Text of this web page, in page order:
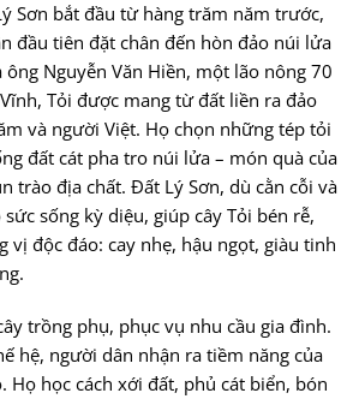
Sơn bắt đầu từ hàng trăm năm trước,
đầu tiên đặt chân đến hòn đảo núi lửa
ông Nguyễn Văn Hiền, một lão nông 70
Tỏi được mang từ đất liền ra đảo
và người Việt. Họ chọn những tép tỏi
đất cát pha tro núi lửa – món quà của
trào địa chất. Đất Lý Sơn, dù cằn cỗi và
sống kỳ diệu, giúp cây Tỏi bén rễ,
vị độc đáo: cay nhẹ, hậu ngọt, giàu tinh
trồng phụ, phục vụ nhu cầu gia đình.
hệ, người dân nhận ra tiềm năng của
Họ học cách xới đất, phủ cát biển, bón